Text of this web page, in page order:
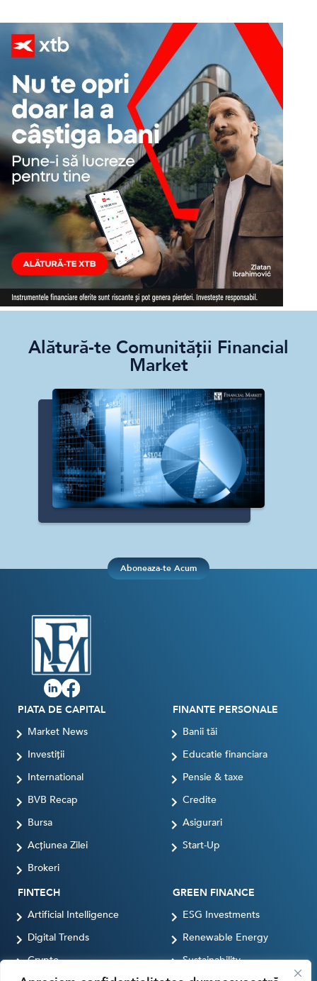
Alătură-te Comunității Financial
Market
Aboneaza-te Acum
PIATA DE CAPITAL
Market News
Investiții
International
BVB Recap
Bursa
Acțiunea Zilei
Brokeri
FINANTE PERSONALE
Banii tăi
Educatie financiara
Pensie & taxe
Credite
Asigurari
Start-Up
FINTECH
Artificial Intelligence
Digital Trends
Crypto
GREEN FINANCE
ESG Investments
Renewable Energy
Sustainability